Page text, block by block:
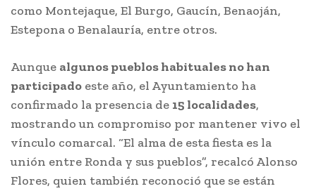
como Montejaque, El Burgo, Gaucín, Benaoján,
Estepona o Benalauría, entre otros.
Aunque algunos pueblos habituales no han
participado este año, el Ayuntamiento ha
confirmado la presencia de 15 localidades,
mostrando un compromiso por mantener vivo el
vínculo comarcal. “El alma de esta fiesta es la
unión entre Ronda y sus pueblos”, recalcó Alonso
Flores, quien también reconoció que se están